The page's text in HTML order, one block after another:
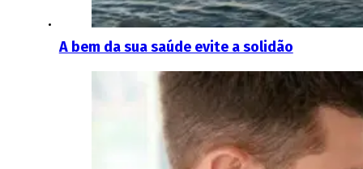
A bem da sua saúde evite a solidão